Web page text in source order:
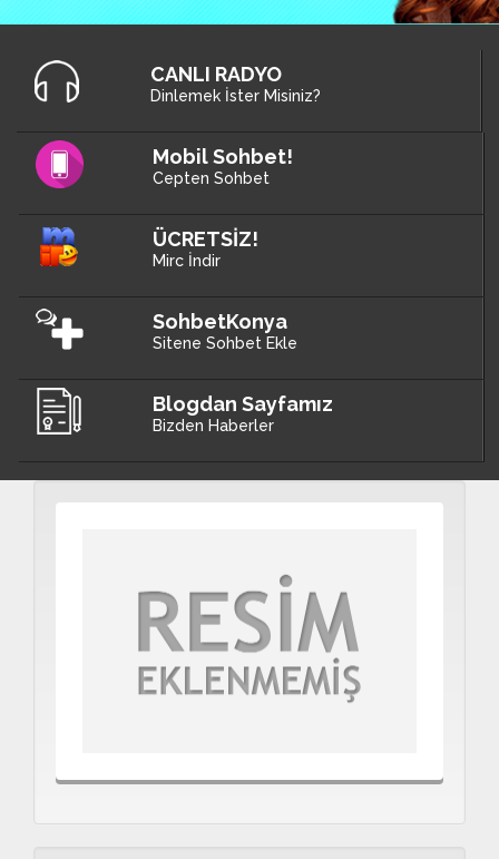
CANLI RADYO
Dinlemek İster Misiniz?
Mobil Sohbet!
Cepten Sohbet
ÜCRETSİZ!
Mirc İndir
SohbetKonya
Sitene Sohbet Ekle
Blogdan Sayfamız
Bizden Haberler